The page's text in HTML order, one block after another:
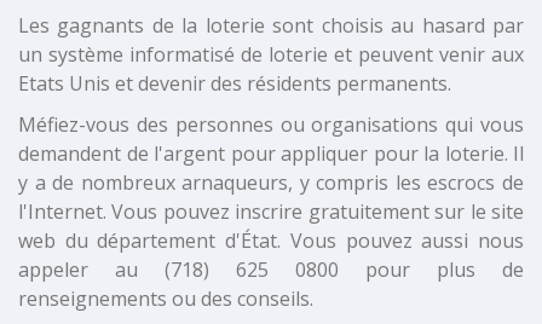
Les gagnants de la loterie sont choisis au hasard par
un système informatisé de loterie et peuvent venir aux
Etats Unis et devenir des résidents permanents.
Méfiez-vous des personnes ou organisations qui vous
demandent de l'argent pour appliquer pour la loterie. Il
y a de nombreux arnaqueurs, y compris les escrocs de
l'Internet. Vous pouvez inscrire gratuitement sur le site
web du département d'État. Vous pouvez aussi nous
appeler au (718) 625 0800 pour plus de
renseignements ou des conseils.